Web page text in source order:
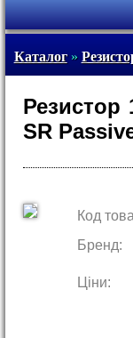
Каталог»
Резистор
SR
Код
Бренд:
Ціни: